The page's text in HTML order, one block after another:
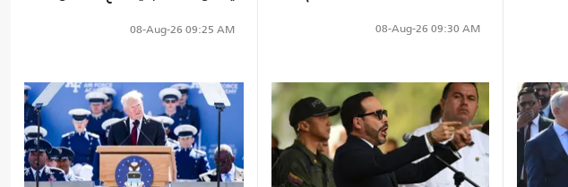
08-Aug-26 09:30 AM
08-Aug-26 09:25 AM